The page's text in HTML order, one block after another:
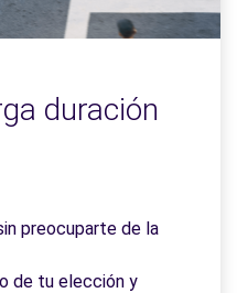
duración
preocuparte de la
de tu elección y